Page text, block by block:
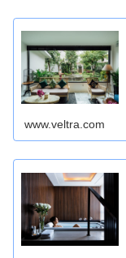
www.veltra.com